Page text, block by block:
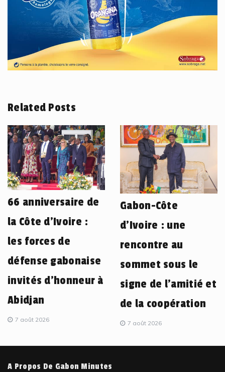
Related Posts
66 anniversaire de
la Côte d’Ivoire :
les forces de
défense gabonaise
invités d’honneur à
Abidjan
7 août 2026
Gabon-Côte
d’Ivoire : une
rencontre au
sommet sous le
signe de l’amitié et
de la coopération
7 août 2026
A Propos De Gabon Minutes